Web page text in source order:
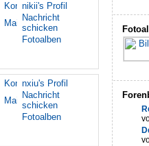
nikii's Profil
Nachricht
schicken
Fotoalben
nxiu's Profil
Nachricht
schicken
Fotoalben